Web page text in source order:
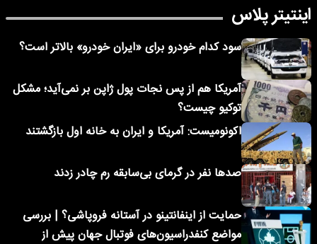
اینتیتر پلاس
سود کدام خودرو برای «ایران خودرو» بالاتر است؟
آمریکا هم از پس نجات پول ژاپن بر نمی‌آید؛ مشکل
توکیو چیست؟
اکونومیست: آمریکا و ایران به خانه اول بازگشتند
صدها نفر در گرمای بی‌سابقه رم چادر زدند
حمایت از اینفانتینو در آستانه فروپاشی؟ | بررسی
مواضع کنفدراسیون‌های فوتبال جهان پیش از